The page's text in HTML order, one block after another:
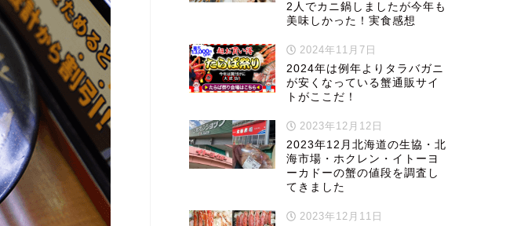
2人でカニ鍋しましたが今年も
美味しかった！実食感想
2024年11月7日
2024年は例年よりタラバガニ
が安くなっている蟹通販サイ
トがここだ！
2023年12月12日
2023年12月北海道の生協・北
海市場・ホクレン・イトーヨ
ーカドーの蟹の値段を調査し
てきました
2023年12月11日